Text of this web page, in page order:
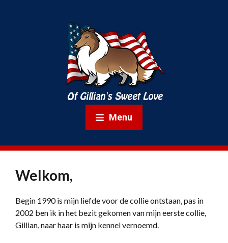
Menu
Welkom,
Begin 1990 is mijn liefde voor de collie ontstaan, pas in
2002 ben ik in het bezit gekomen van mijn eerste collie,
Gillian, naar haar is mijn kennel vernoemd.